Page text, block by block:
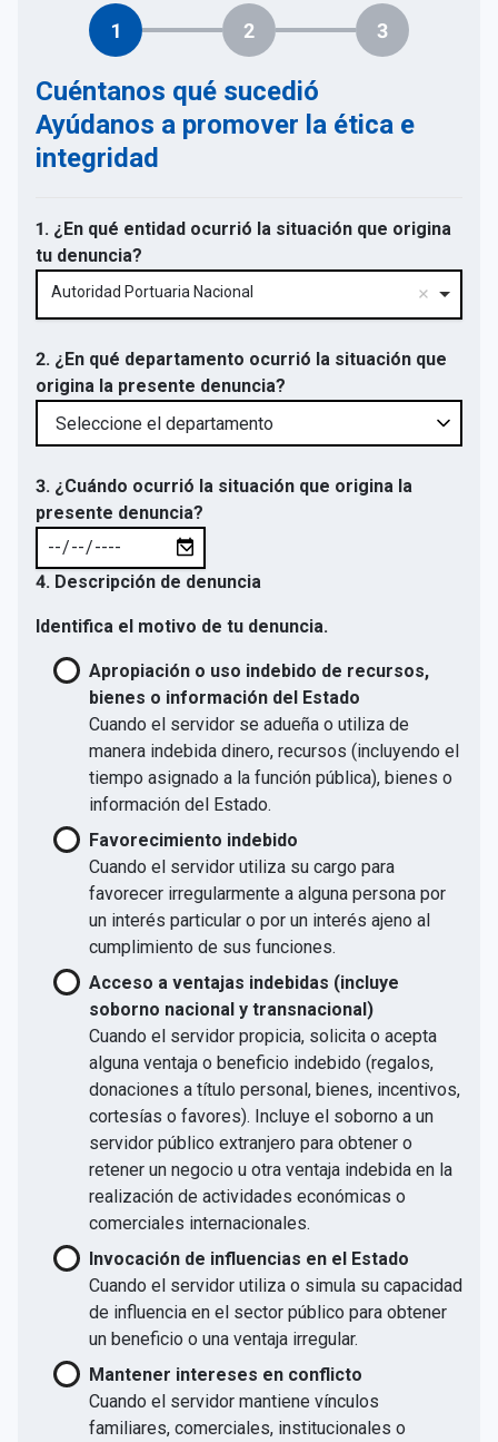
1 2 3
Cuéntanos qué sucedió
Ayúdanos a promover la ética e
integridad
1. ¿En qué entidad ocurrió la situación que origina
tu denuncia?
Autoridad Portuaria Nacional
2. ¿En qué departamento ocurrió la situación que
origina la presente denuncia?
3. ¿Cuándo ocurrió la situación que origina la
presente denuncia?
4. Descripción de denuncia
Identifica el motivo de tu denuncia.
Apropiación o uso indebido de recursos,
bienes o información del Estado
Cuando el servidor se adueña o utiliza de
manera indebida dinero, recursos (incluyendo el
tiempo asignado a la función pública), bienes o
información del Estado.
Favorecimiento indebido
Cuando el servidor utiliza su cargo para
favorecer irregularmente a alguna persona por
un interés particular o por un interés ajeno al
cumplimiento de sus funciones.
Acceso a ventajas indebidas (incluye
soborno nacional y transnacional)
Cuando el servidor propicia, solicita o acepta
alguna ventaja o beneficio indebido (regalos,
donaciones a título personal, bienes, incentivos,
cortesías o favores). Incluye el soborno a un
servidor público extranjero para obtener o
retener un negocio u otra ventaja indebida en la
realización de actividades económicas o
comerciales internacionales.
Invocación de influencias en el Estado
Cuando el servidor utiliza o simula su capacidad
de influencia en el sector público para obtener
un beneficio o una ventaja irregular.
Mantener intereses en conflicto
Cuando el servidor mantiene vínculos
familiares, comerciales, institucionales o